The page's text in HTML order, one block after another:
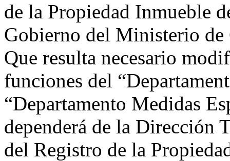
de la Propiedad Inmueble
Gobierno del Ministerio de
Que resulta necesario
funciones del
“Departamento Medidas
dependerá de la Dirección
del Registro de la